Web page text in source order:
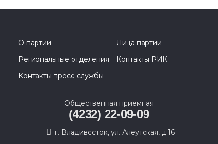
О партии
Лица партии
Региональные отделения
Контакты РИК
Контакты пресс-службы
Общественная приемная
(4232) 22-09-09
г. Владивосток, ул. Алеутская, д.16